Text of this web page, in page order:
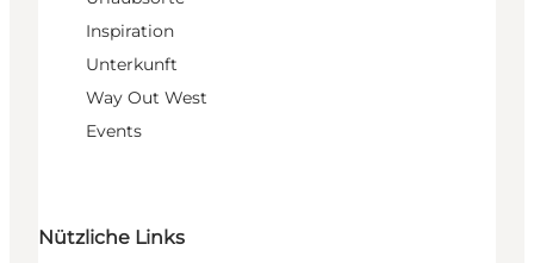
Inspiration
Unterkunft
Way Out West
Events
Nützliche Links